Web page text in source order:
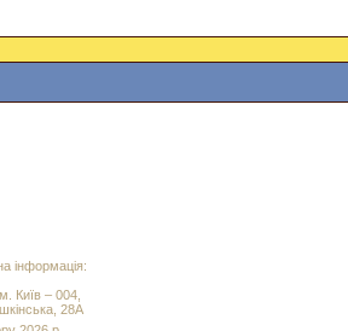
інформація:
Київ – 004,
28А